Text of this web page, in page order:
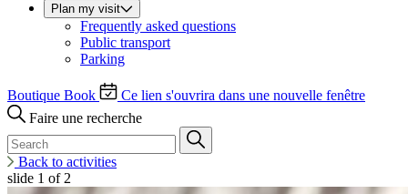
Plan my visit
Frequently asked questions
Public transport
Parking
Boutique Book
Ce lien s'ouvrira dans une nouvelle fenêtre
Faire une recherche
Back to activities
slide 1 of 2